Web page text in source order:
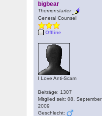
bigbear
Themenstarter
General Counsel
Offline
I Love Anti-Scam
Beiträge: 1307
Mitglied seit: 08. September
2009
Geschlecht: